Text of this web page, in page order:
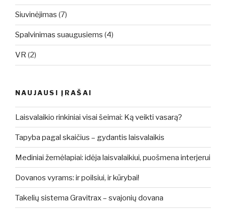
Siuvinėjimas (7)
Spalvinimas suaugusiems (4)
VR (2)
NAUJAUSI ĮRAŠAI
Laisvalaikio rinkiniai visai šeimai: Ką veikti vasarą?
Tapyba pagal skaičius – gydantis laisvalaikis
Mediniai žemėlapiai: idėja laisvalaikiui, puošmena interjerui
Dovanos vyrams: ir poilsiui, ir kūrybai!
Takelių sistema Gravitrax – svajonių dovana